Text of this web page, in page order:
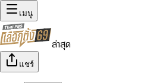
เมนู
ล่าสุด
แชร์